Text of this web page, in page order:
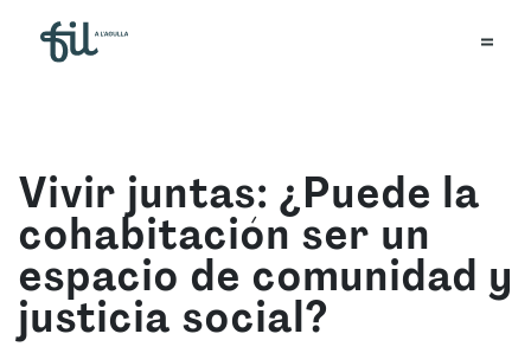
Vivir juntas: ¿Puede la
cohabitación ser un
espacio de comunidad y
justicia social?